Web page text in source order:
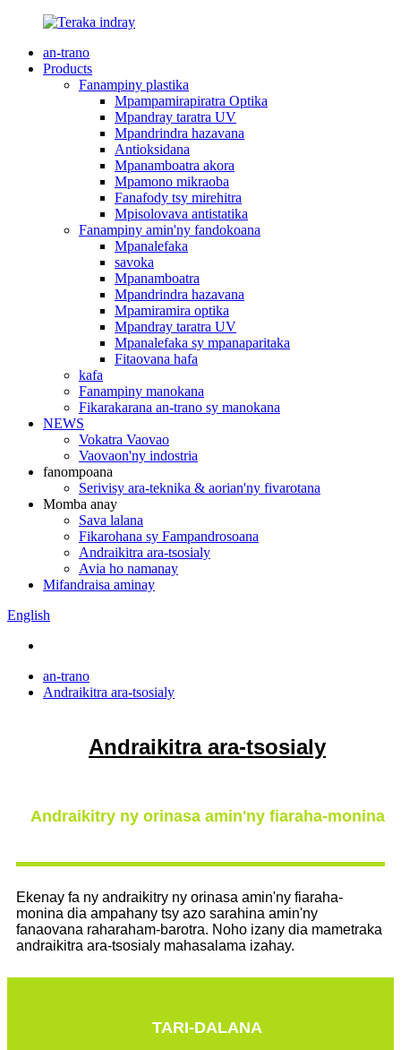
an-trano
Products
Fanampiny plastika
Mpampamirapiratra Optika
Mpandray taratra UV
Mpandrindra hazavana
Antioksidana
Mpanamboatra akora
Mpamono mikraoba
Fanafody tsy mirehitra
Mpisolovava antistatika
Fanampiny amin'ny fandokoana
Mpanalefaka
savoka
Mpanamboatra
Mpandrindra hazavana
Mpamiramira optika
Mpandray taratra UV
Mpanalefaka sy mpanaparitaka
Fitaovana hafa
kafa
Fanampiny manokana
Fikarakarana an-trano sy manokana
NEWS
Vokatra Vaovao
Vaovaon'ny indostria
fanompoana
Serivisy ara-teknika & aorian'ny fivarotana
Momba anay
Sava lalana
Fikarohana sy Fampandrosoana
Andraikitra ara-tsosialy
Avia ho namanay
Mifandraisa aminay
English
an-trano
Andraikitra ara-tsosialy
Andraikitra ara-tsosialy
Andraikitry ny orinasa amin'ny fiaraha-monina
Ekenay fa ny andraikitry ny orinasa amin'ny fiaraha-
monina dia ampahany tsy azo sarahina amin'ny
fanaovana raharaham-barotra. Noho izany dia mametraka
andraikitra ara-tsosialy mahasalama izahay.
TARI-DALANA